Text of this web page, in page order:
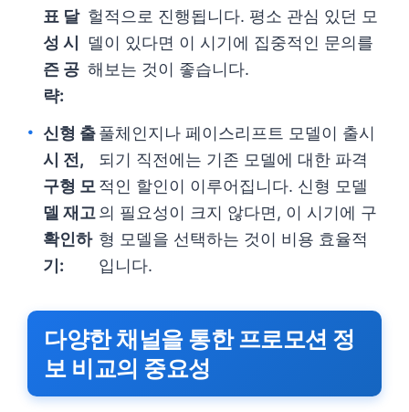
표 달
성 시
즌 공
략:
헐적으로 진행됩니다. 평소 관심 있던 모
델이 있다면 이 시기에 집중적인 문의를
해보는 것이 좋습니다.
신형 출
시 전,
구형 모
델 재고
확인하
기:
풀체인지나 페이스리프트 모델이 출시
되기 직전에는 기존 모델에 대한 파격
적인 할인이 이루어집니다. 신형 모델
의 필요성이 크지 않다면, 이 시기에 구
형 모델을 선택하는 것이 비용 효율적
입니다.
다양한 채널을 통한 프로모션 정
보 비교의 중요성